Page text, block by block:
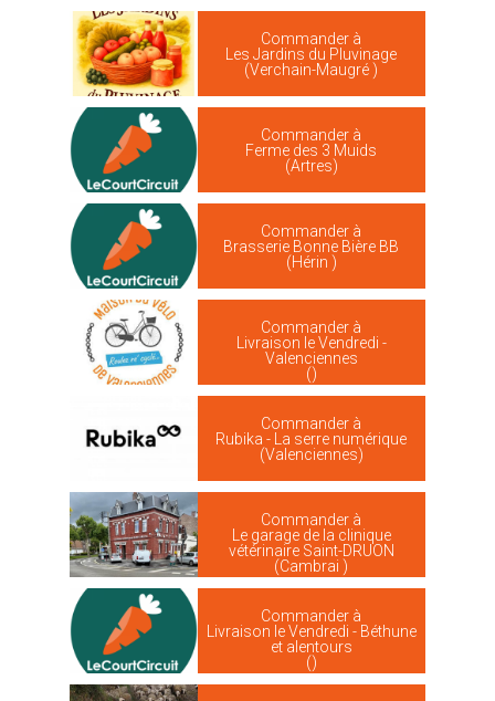
Commander à
Les Jardins du Pluvinage
(Verchain-Maugré )
Commander à
Ferme des 3 Muids
(Artres)
Commander à
Brasserie Bonne Bière BB
(Hérin )
Commander à
Livraison le Vendredi -
Valenciennes
()
Commander à
Rubika - La serre numérique
(Valenciennes)
Commander à
Le garage de la clinique
vétérinaire Saint-DRUON
(Cambrai )
Commander à
Livraison le Vendredi - Béthune
et alentours
()